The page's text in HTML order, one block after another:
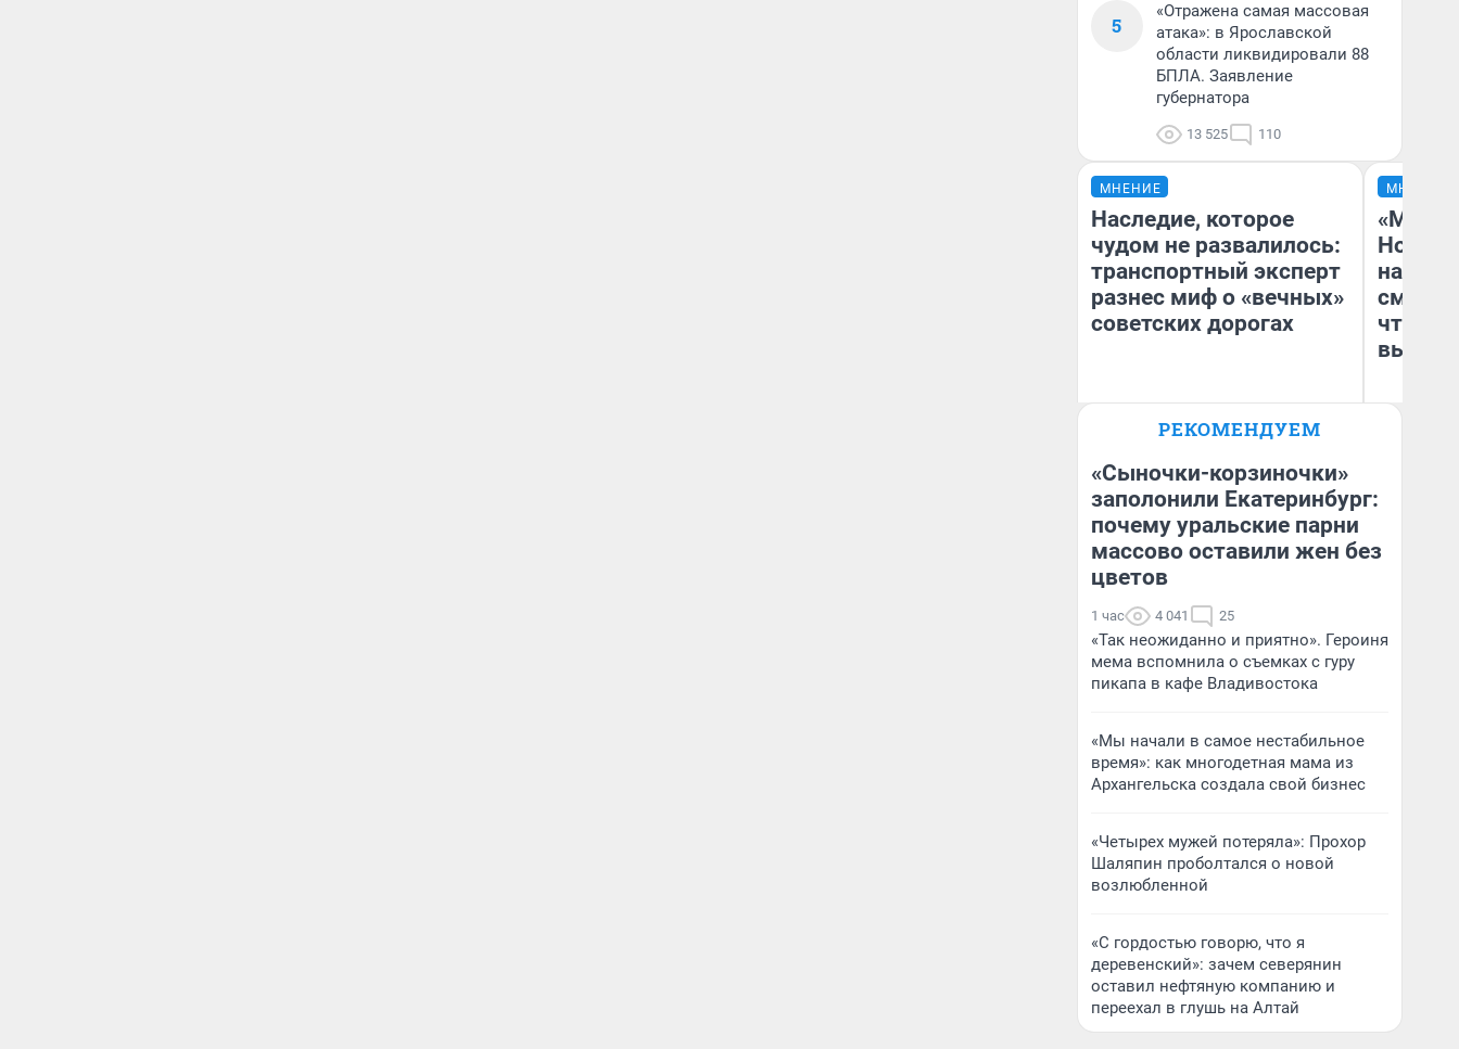
5
«Отражена самая массовая
атака»: в Ярославской
области ликвидировали 88
БПЛА. Заявление
губернатора
13 525 110
МНЕНИЕ
Наследие, которое
чудом не развалилось:
транспортный эксперт
разнес миф о «вечных»
советских дорогах
Блогер, предприниматель,
бизнесе
МНЕНИЕ
«Мы
чтобы
РЕКОМЕНДУЕМ
«Сыночки-корзиночки»
заполонили Екатеринбург:
почему уральские парни
массово оставили жен без
цветов
1 час 4 041 25
«Так неожиданно и приятно». Героиня
мема вспомнила о съемках с гуру
пикапа в кафе Владивостока
«Мы начали в самое нестабильное
время»: как многодетная мама из
Архангельска создала свой бизнес
«Четырех мужей потеряла»: Прохор
Шаляпин проболтался о новой
возлюбленной
«С гордостью говорю, что я
деревенский»: зачем северянин
оставил нефтяную компанию и
переехал в глушь на Алтай